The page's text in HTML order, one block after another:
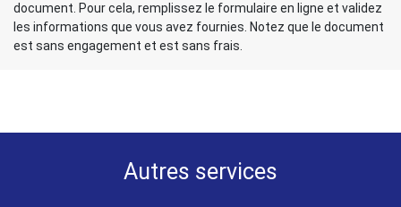
document. Pour cela, remplissez le formulaire en ligne et validez
les informations que vous avez fournies. Notez que le document
est sans engagement et est sans frais.
Autres services